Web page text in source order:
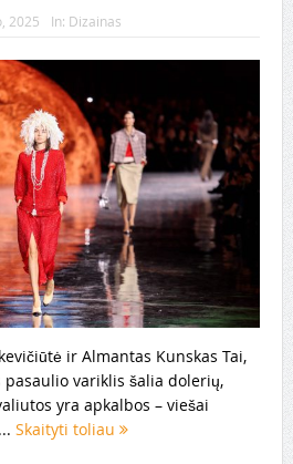
2025 In: Dizainas
ir Almantas Kunskas Tai,
variklis šalia dolerių,
yra apkalbos – viešai
Skaityti toliau